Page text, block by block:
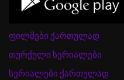
ფილმები ქართულად
თურქული სერიალები
სერიალები ქართულად